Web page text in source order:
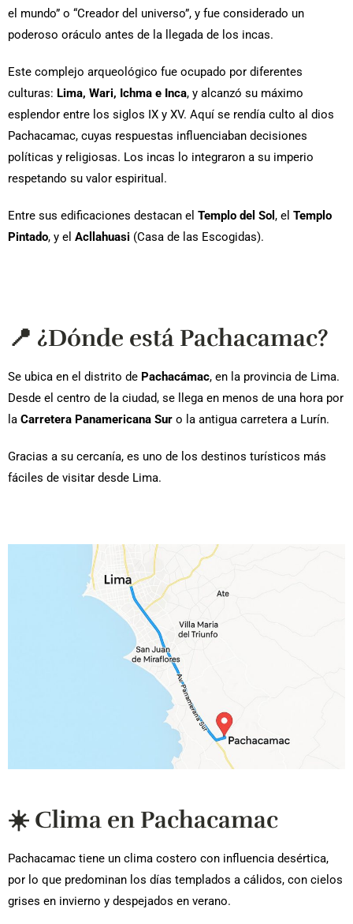
el mundo” o “Creador del universo”, y fue considerado un
poderoso oráculo antes de la llegada de los incas.
Este complejo arqueológico fue ocupado por diferentes
culturas: Lima, Wari, Ichma e Inca, y alcanzó su máximo
esplendor entre los siglos IX y XV. Aquí se rendía culto al dios
Pachacamac, cuyas respuestas influenciaban decisiones
políticas y religiosas. Los incas lo integraron a su imperio
respetando su valor espiritual.
Entre sus edificaciones destacan el Templo del Sol , el Templo
Pintado, y el Acllahuasi (Casa de las Escogidas).
📍 ¿Dónde está Pachacamac?
Se ubica en el distrito de Pachacámac, en la provincia de Lima.
Desde el centro de la ciudad, se llega en menos de una hora por
la Carretera Panamericana Sur o la antigua carretera a Lurín.
Gracias a su cercanía, es uno de los destinos turísticos más
fáciles de visitar desde Lima.
☀️ Clima en Pachacamac
Pachacamac tiene un clima costero con influencia desértica,
por lo que predominan los días templados a cálidos, con cielos
grises en invierno y despejados en verano.